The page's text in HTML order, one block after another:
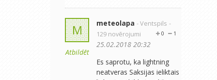
M
Atbildēt
meteolapa - Ventspils -
129 novērojumi
1
0
25.02.2018 20:32
Es saprotu, ka lightning
neatveras Saksijas ieliktais